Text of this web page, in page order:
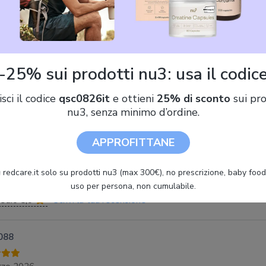
CHI Thermal Styling 44 Iron Guard 251 ml
Chi 44 Ironguard Thermal Protection Spray 237 Ml
utenti CHI 44 Iron Guard
5,0 -Scrivi la tua recensione
-25% sui prodotti nu3: usa il
il codice qsc0826ite ottieni 25% di sconto sui
nu3, senza minimo d’ordine.
APPROFITTANE
redcare.it solo su prodotti nu3 (max 300€), no prescrizione, baby
uso per persona, non cumulabile.